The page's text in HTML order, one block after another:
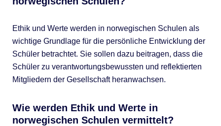
Ethik und Werte werden in norwegischen Schulen als
wichtige Grundlage für die persönliche Entwicklung der
Schüler betrachtet. Sie sollen dazu beitragen, dass die
Schüler zu verantwortungsbewussten und reflektierten
Mitgliedern der Gesellschaft heranwachsen.
Wie werden Ethik und Werte in
norwegischen Schulen vermittelt?